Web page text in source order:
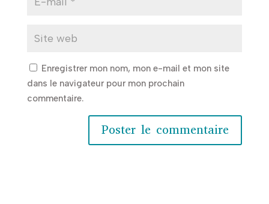
Enregistrer mon nom, mon e-mail et mon site
dans le navigateur pour mon prochain
commentaire.